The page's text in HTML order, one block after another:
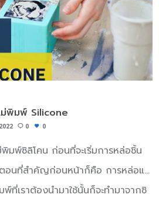
– คาร์บอนไฟเบอร์มีความ
องไม่เห็นในรังสีเอกซ์ทำให้เป็น
ในอุปกรณ์ทางการแพทย์และสิ่ง
นต่อรังสีอัลตราไวโอเลต –
ตกหรือแตก เมื่อบีบอัดผลักดันให้เกิน
สามารถสร้างพื้นที่ที่อ่อนแอซึ่งอาจ
าย
ากผู้ผลิตเป็นผู้ดำเนินการส่งรถออก
อง ทำให้กำหนดและควบคุมเวลาการ
ลดปัญหาการจราจรหน้าโรงงาน
ละรายมาส่งด้วยตัวเอง การจัดการ
รวจเช็คสินค้าก่อนรับขึ้นรถอยู่แล้ว
โรงงานผลิตได้ทันที่ที่รถมาถึง ข้อ
มารถใช้กับการขนส่งที่ต้องการ
วัง เช่น สินค้าที่ต้องใช้รถแบบพิเศษ
วามรู้ในการจัดการที่ถูกต้อง
ลิ่นของ TPU มีประจุ m หรือ e
ระเบิดเล็กน้อย 3. กดปุ่ม Differen ce
เช่นล้อทำจาก TPE หรือ TPU ข้อ
และ TPU คือความนุ่มนวล TPE และ
ลง 4. หดตัวแตกต่างกัน เปอร์เซ็นต์
(ความต้านทานการดัดและความ
พิมพ์ Silicone
0 0
มพ์ซิลิโคน ก่อนที่จะเริ่มการหล่อชิ้น
อนที่สำคัญก่อนหน้าก็คือ การหล่อแม่
เราต้องนำมาใช้นั้นก็จะทำมาจากซิ